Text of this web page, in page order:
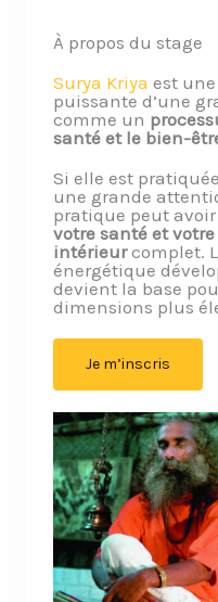
À propos du stage
Surya Kriya est
puissante d’une
comme un
santé et le bien-
Si elle est
une grande
pratique peut
votre santé et
intérieurcomplet.
énergétique
devient la base
dimensions plus
Je m’inscris